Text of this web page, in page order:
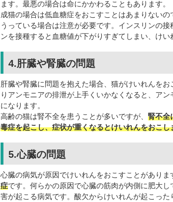
ます。最悪の場合は命にかかわることもあります。
成猫の場合は低血糖症をおこすことはあまりない
うっている場合は注意が必要です。インスリンの
ンを接種すると血糖値が下がりすぎてしまい、けい
4.肝臓や腎臓の問題
肝臓や腎臓に問題を抱えた場合、猫がけいれんを
りアンモニアの排泄が上手くいかなくなると、ア
になります。
高齢の猫は腎不全を患うことが多いですが、 腎不全
毒症を起こし、症状が重くなるとけいれんをおこし
5.心臓の問題
心臓の病気が原因でけいれんをおこすことがありま
症です。何らかの原因で心臓の筋肉が内側に肥大
害が起こる病気です。酸欠からけいれんが起こっ